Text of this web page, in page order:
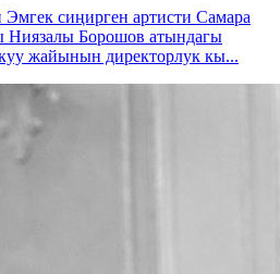
сиңирген артисти Самара
Борошов атындагы
жайынын директорлук кы...